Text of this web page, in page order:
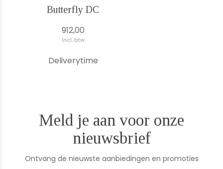
Butterfly DC
912,00
Incl. btw
Deliverytime
Meld je aan voor onze
nieuwsbrief
Ontvang de nieuwste aanbiedingen en promoties